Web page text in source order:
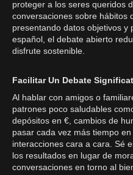
proteger a los seres queridos
conversaciones sobre hábitos
presentando datos objetivos y
español, el debate abierto
disfrute sostenible.
Facilitar Un Debate
Al hablar con amigos o
patrones poco saludables
depósitos en €, cambios de
pasar cada vez más tiempo
interacciones cara a cara. Sé
los resultados en lugar de
conversaciones en torno al